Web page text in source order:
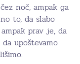
noč, ampak ga
to, da slabo
prav je, da
upoštevamo